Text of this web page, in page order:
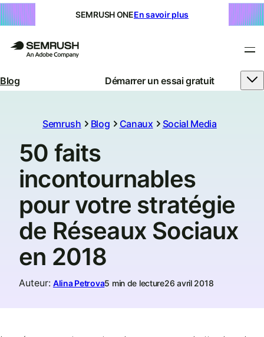
SEMRUSH ONEEn savoir plus
Blog Démarrer un essai gratuit
Semrush Blog Canaux Social Media
50 faits
incontournables
pour votre stratégie
de Réseaux Sociaux
en 2018
Auteur: Alina Petrova5 min de lecture26 avril 2018